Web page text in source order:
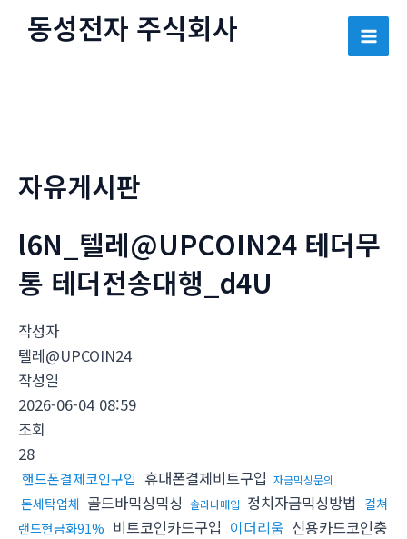
동성전자 주식회사
Main
자유게시판
l6N_텔레@UPCOIN24 테더무
통 테더전송대행_d4U
작성자
텔레@UPCOIN24
작성일
2026-06-04 08:59
조회
28
핸드폰결제코인구입 휴대폰결제비트구입 자금믹싱문의
돈세탁업체 골드바믹싱믹싱 솔라나매입 정치자금믹싱방법 컬쳐
랜드현금화91% 비트코인카드구입 이더리움 신용카드코인충